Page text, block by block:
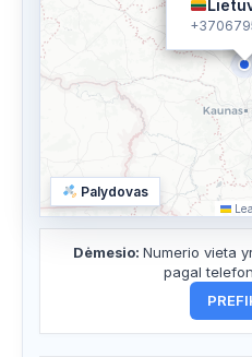
Palydovas
Dėmesio: Numerio vieta
pagal